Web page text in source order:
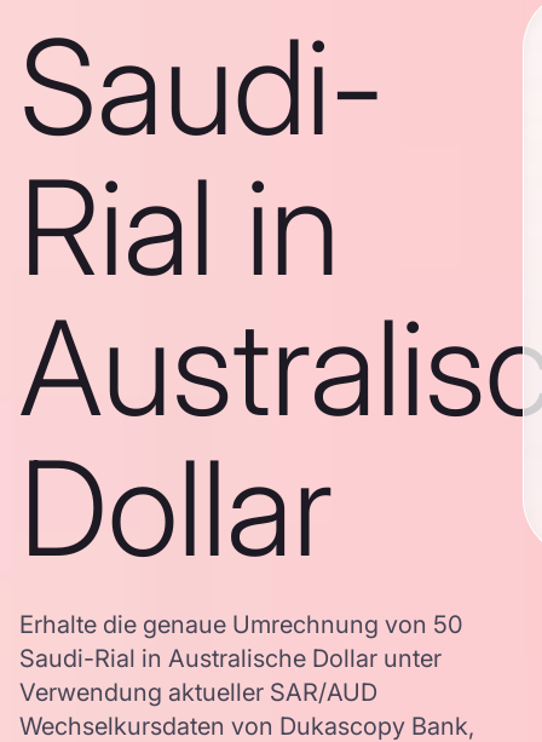
Saudi-
Rial in
Dollar
Erhalte die genaue Umrechnung von 50
Saudi-Rial in Australische Dollar unter
Verwendung aktueller SAR/AUD
Wechselkursdaten von Dukascopy Bank,